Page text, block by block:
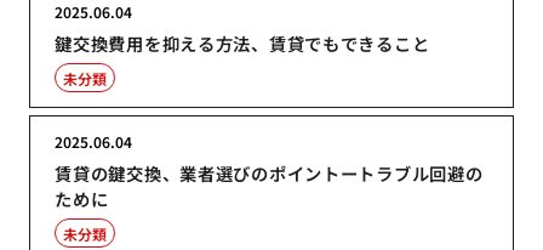
鍵交換費用を抑える方法、賃貸でもできること
2025.06.04
未分類
賃貸の鍵交換、業者選びのポイントートラブル回避の
ために
2025.06.04
未分類